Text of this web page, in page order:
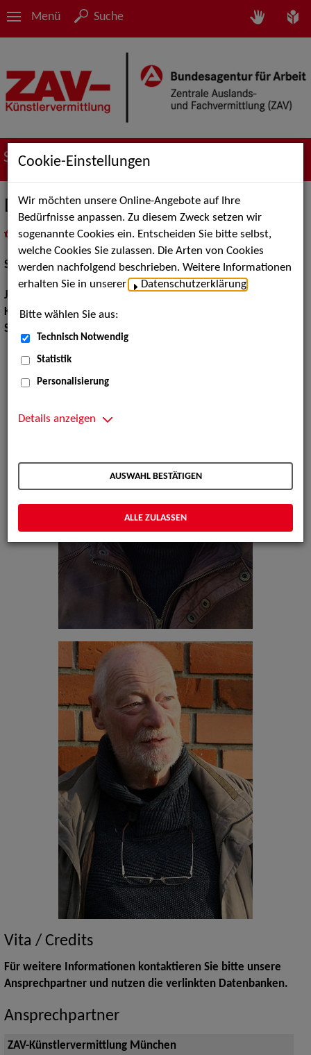
Menü Suche
Suche nach Künstler*innen
Dirk Bender
als PDF speichern
inMeine Merklistelegen
Schauspiel:Bühne
Jahrgang:
Körpergröße:195 cm
Sprachen:
Vita / Credits
Für weitere Informationen kontaktieren Sie bitte unsere
Ansprechpartner und nutzen die verlinkten Datenbanken.
Ansprechpartner
ZAV-Künstlervermittlung München
Cookie-Einstellungen
Wir möchten unsere Online-Angebote auf Ihre
Bedürfnisse anpassen. Zu diesem Zweck setzen wir
sogenannte Cookies ein. Entscheiden Sie bitte selbst,
welche Cookies Sie zulassen. Die Arten von Cookies
werden nachfolgend beschrieben. Weitere Informationen
erhalten Sie in unserer
Datenschutzerklärung
Bitte wählen Sie aus:
Technisch Notwendig
Statistik
Personalisierung
Details anzeigen
AUSWAHL BESTÄTIGEN
ALLE ZULASSEN